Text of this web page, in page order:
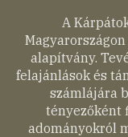
A
alapítvány.
felajánlások és
számlájára
tényezőként
adományokról